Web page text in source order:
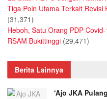
Tiga Poin Utama Terkait Revisi
(31,371)
Heboh, Satu Orang PDP
RSAM Bukittinggi (29,471)
Berita Lainnya
‘Ajo JKA